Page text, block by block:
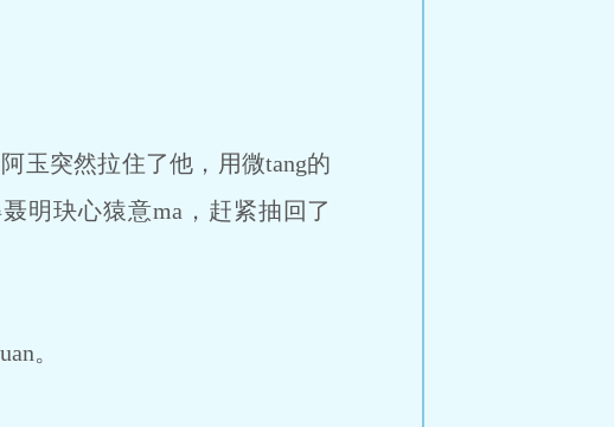
突然拉住了他，用微tang的
明玦心猿意ma，赶紧抽回了
。